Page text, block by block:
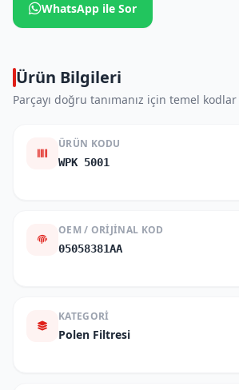
WhatsApp ile Sor
Ürün Bilgileri
Parçayı doğru tanımanız için temel kodlar
ÜRÜN KODU
WPK 5001
OEM / ORIJINAL KOD
05058381AA
KATEGORI
Polen Filtresi